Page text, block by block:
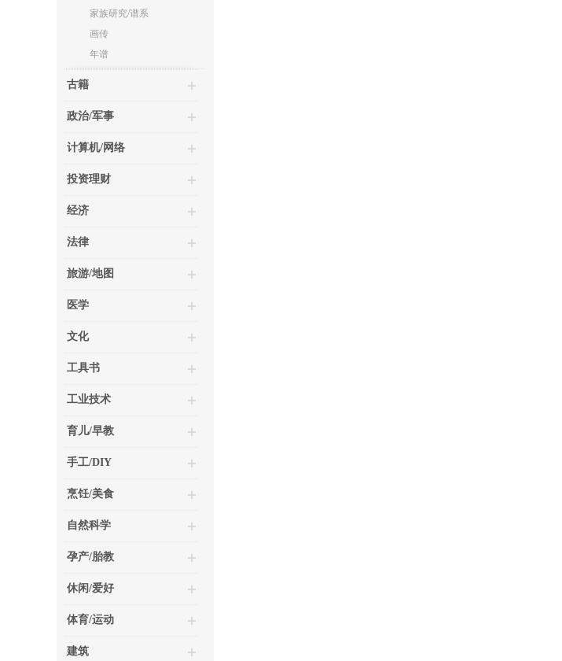
家族研究/谱系
画传
年谱
古籍
政治/军事
计算机/网络
投资理财
经济
法律
旅游/地图
医学
文化
工具书
工业技术
育儿/早教
手工/DIY
烹饪/美食
自然科学
孕产/胎教
休闲/爱好
体育/运动
建筑